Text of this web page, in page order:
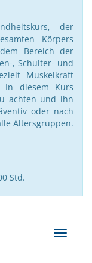
der
Körpers
Bereich der
, Schulter- und
Muskelkraft
In diesem Kurs
achten und ihn
oder nach
Altersgruppen.
Std.